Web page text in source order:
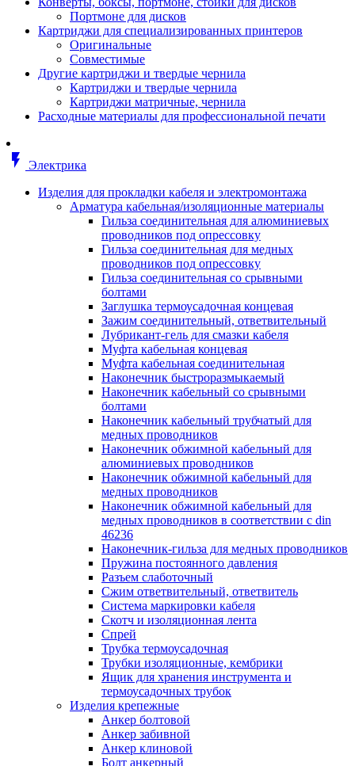
Саморез по дереву
Скоба такелажная, шакл
Стержень резьбовой
Хомут резьбовой u-образной
(стремянка)
Шайба
Шпилька резьбовая
монтажные
Деталь крепежная для несущих и и
профильных реек
Зажим для крышки системы
поддержки кабелей
Кронштейн для кабельного лотка
Крышка для кабельных лотков
лотков
Лоток кабельный лестничный
Лоток кабельный листовой
Лоток кабельный проволочный
Настенный и потолочный
для кабельного лотка
Несущий профиль
лотков
Ответвление т-образное для
лотков
Пластина монтажная для
лотка
Потолочный кронштейн для
прокладки кабеля
Потолочный профиль для
Разделитель для лотка
Рейки профильные
несущие
Секция угловая для кабельных
Соединитель для кабельных
Каналы настенного и потолочного
Зажим кабельный для кабель-
Кабель-канал
Кабель-канал напольный
Кабель-канал настенный
Коробка монтажная для
кабель-канала
Коробка распределительная для
кабель-каналов
Крышка для настенного кабель-
Портмоне для дисков
Картриджи для специализированных принтеров
Оригинальные
Совместимые
Другие картриджи и твердые чернила
Картриджи и твердые чернила
Картриджи матричные, чернила
Расходные материалы для профессиональной печати
flash_on
Электрика
Изделия для прокладки кабеля и электромонтажа
Арматура кабельная/изоляционные материалы
Гильза соединительная для алюминиевых
проводников под опрессовку
Гильза соединительная для медных
проводников под опрессовку
Гильза соединительная со срывными
болтами
Заглушка термоусадочная концевая
Зажим соединительный, ответвительный
Лубрикант-гель для смазки кабеля
Муфта кабельная концевая
Муфта кабельная соединительная
Наконечник быстроразмыкаемый
Наконечник кабельный со срывными
болтами
Наконечник кабельный трубчатый для
медных проводников
Наконечник обжимной кабельный для
алюминиевых проводников
Наконечник обжимной кабельный для
медных проводников
Наконечник обжимной кабельный для
медных проводников в соответствии с din
46236
Наконечник-гильза для медных проводников
Пружина постоянного давления
Разъем слаботочный
Сжим ответвительный, ответвитель
Система маркировки кабеля
Скотч и изоляционная лента
Спрей
Трубка термоусадочная
Трубки изоляционные, кембрики
Ящик для хранения инструмента и
термоусадочных трубок
Изделия крепежные
Анкер болтовой
Анкер забивной
Анкер клиновой
Болт анкерный